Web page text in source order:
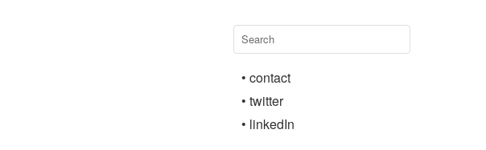
• contact
• twitter
• linkedIn